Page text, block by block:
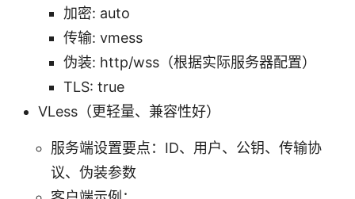
加密: auto
传输: vmess
伪装: http/wss（根据实际服务器配置）
TLS: true
VLess（更轻量、兼容性好）
服务端设置要点：ID、用户、公钥、传输协
议、伪装参数